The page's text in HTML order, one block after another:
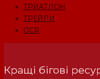
ТРИАТЛОН
ТРЕЙЛИ
OCR
Кращі бігові